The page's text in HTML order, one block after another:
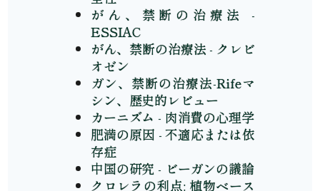
がん、禁断の治療法 -
ESSIAC
がん、禁断の治療法 - クレビ
オゼン
ガン、禁断の治療法-Rifeマ
シン、歴史的レビュー
カーニズム - 肉消費の心理学
肥満の原因 - 不適応または依
存症
中国の研究 - ビーガンの議論
クロレラの利点: 植物ベース